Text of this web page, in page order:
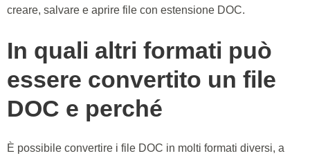
creare, salvare e aprire file con estensione DOC.
In quali altri formati può
essere convertito un file
DOC e perché
È possibile convertire i file DOC in molti formati diversi, a